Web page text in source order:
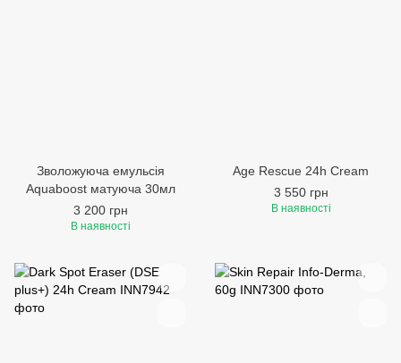
Зволожуюча емульсія
Aquaboost матуюча 30мл
3 200 грн
В наявності
Age Rescue 24h Cream
3 550 грн
В наявності